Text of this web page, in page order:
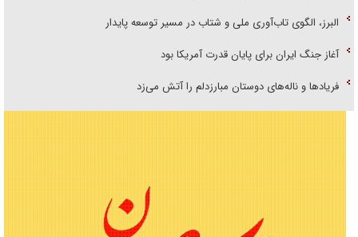
البرز، الگوی تاب‌آوری ملی و شتاب در مسیر توسعه پایدار
آغاز جنگ ایران برای پایان قدرت آمریکا بود
فریاد‌ها و ناله‌های دوستان مبارزدلم را آتش می‌زد